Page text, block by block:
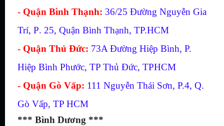
- Quận Bình Thạnh: 36/25 Đường Nguyễn Gia
Trí, P. 25, Quận Bình Thạnh, TP.HCM
- Quận Thủ Đức: 73A Đường Hiệp Bình, P.
Hiệp Bình Phước, TP Thủ Đức, TPHCM
- Quận Gò Vấp: 111 Nguyễn Thái Sơn, P.4, Q.
Gò Vấp, TP HCM
*** Bình Dương ***